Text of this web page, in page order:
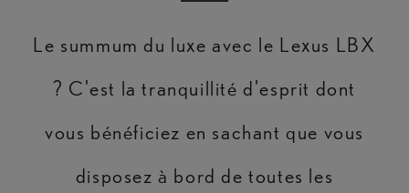
Le summum du luxe avec le Lexus LBX
? C'est la tranquillité d'esprit dont
vous bénéficiez en sachant que vous
disposez à bord de toutes les